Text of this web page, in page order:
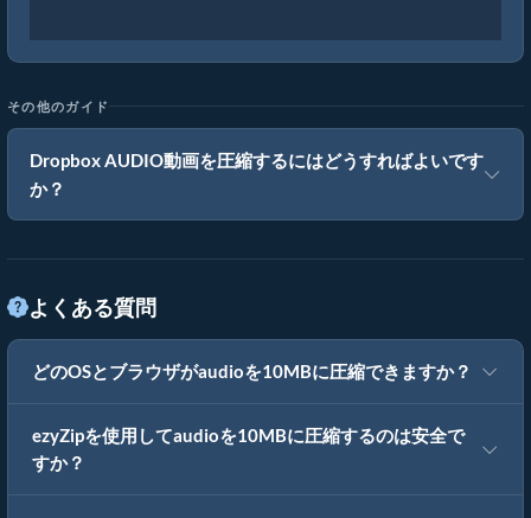
その他のガイド
Dropbox AUDIO動画を圧縮するにはどうすればよいです
か？
よくある質問
どのOSとブラウザがaudioを10MBに圧縮できますか？
ezyZipを使用してaudioを10MBに圧縮するのは安全で
すか？